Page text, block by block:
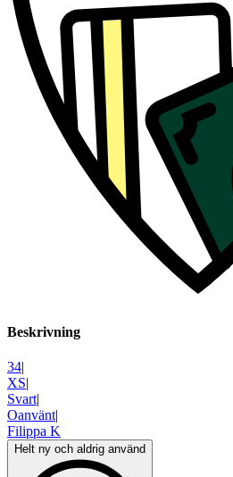
Beskrivning
34|
XS|
Svart|
Oanvänt|
Filippa K
Helt ny och aldrig använd